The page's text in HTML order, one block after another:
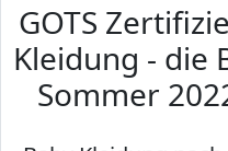
GOTS
Kleidung - die
Sommer